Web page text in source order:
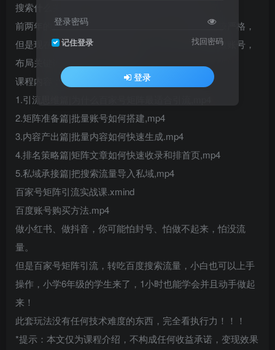
搜索什么关键词，首页前排的肯定是百家号的文章。
前两年的百家号是无法留联系方式的，对于内容比较严格，
但是现在有了留联系方式的方法，我们就可以矩阵做账号，
布局关键词搜索排名，霸屏百度。
课程内容：
1.引流思维篇|为什么百家号矩阵最适合引流,mp4
2.矩阵准备篇|批量账号如何搭建,mp4
3.内容产出篇|批量内容如何快速生成.mp4
4.排名策略篇|矩阵文章如何快速收录和排首页,mp4
5.私域承接篇|把搜索流量导入私域,mp4
百家号矩阵引流实战课.xmind
百度账号购买方法.mp4
做小红书、做抖音，你可能怕封号、怕做不起来，怕没流
量。
但是百家号矩阵引流，转吃百度搜索流量，小白也可以上手
操作，小学6年级的学生来了，1小时也能学会并且动手做起
来！
此套玩法没有任何技术难度的东西，完全看执行力！！！
*提示：本文仅为课程介绍，不构成任何收益承诺，变现效果
登录密码
记住登录 找回密码
登录